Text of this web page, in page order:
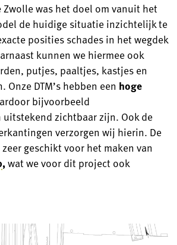
Zwolle was het doel om vanuit het
de huidige situatie inzichtelijk te
posities schades in het wegdek
kunnen we hiermee ook
putjes, paaltjes, kastjes en
Onze DTM’s hebben een hoge
bijvoorbeeld
zichtbaar zijn. Ook de
verzorgen wij hierin. De
zeer geschikt voor het maken van
,wat we voor dit project ook